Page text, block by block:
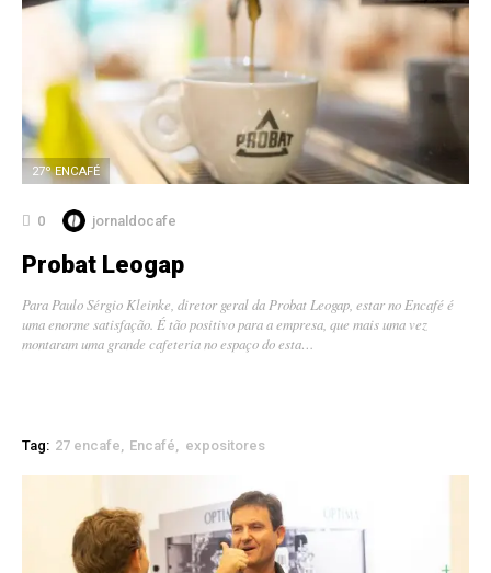
27º ENCAFÉ
0 jornaldocafe
Probat Leogap
Para Paulo Sérgio Kleinke, diretor geral da Probat Leogap, estar no Encafé é
uma enorme satisfação. É tão positivo para a empresa, que mais uma vez
montaram uma grande cafeteria no espaço do esta…
Tag: 27 encafe Encafé expositores